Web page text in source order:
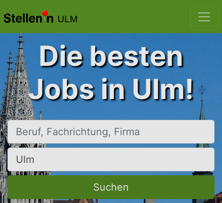
ULM
Die besten
Jobs in Ulm!
Beruf, Fachrichtung, Firma
Ort, Stadt
Suchen